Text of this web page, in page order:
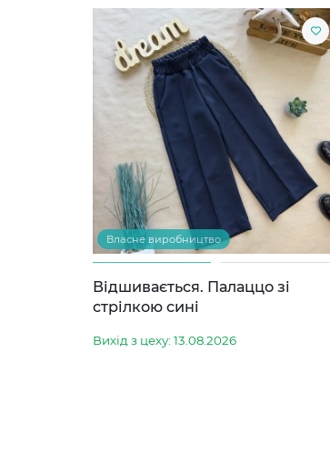
Власне виробництво
Відшивається. Палаццо зі
стрілкою сині
Вихід з цеху: 13.08.2026